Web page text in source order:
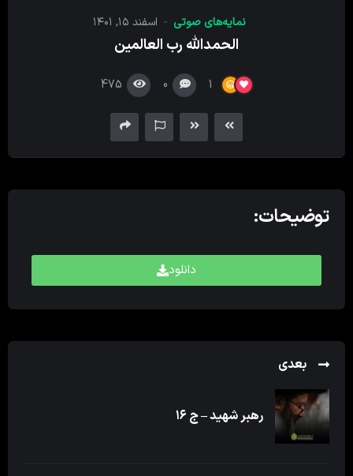
نمایه‌های صوتی اسفند ۱۵, ۱۴۰۱
الحمدالله رب العالمین
1
0
475
توضیحات:
دانلود
بعدی
رهبر شهید – ج ۱۶